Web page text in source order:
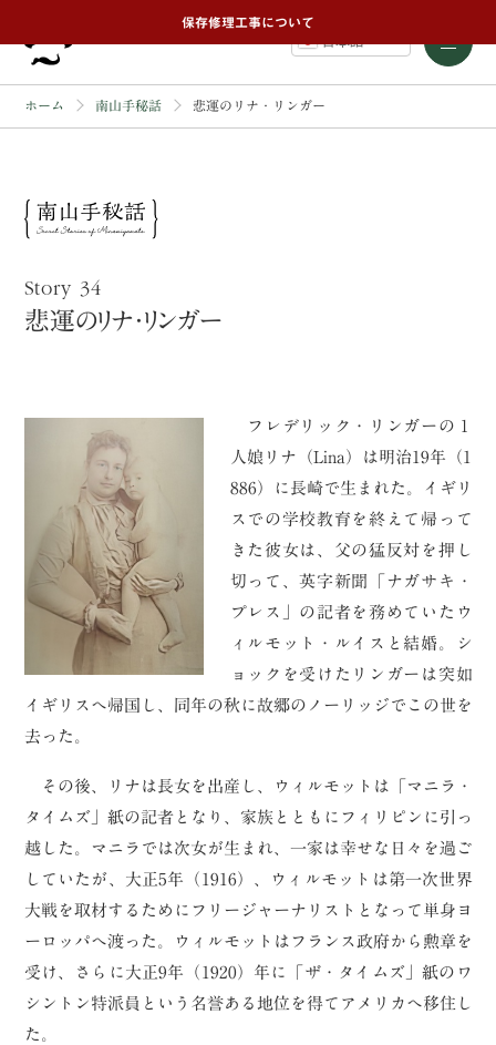
保存修理工事について
ホーム 南山手秘話 悲運のリナ・リンガー
Story 34
悲運のリナ・リンガー
フレデリック・リンガーの１
人娘リナ（Lina）は明治19年（1
886）に長崎で生まれた。イギリ
スでの学校教育を終えて帰って
きた彼女は、父の猛反対を押し
切って、英字新聞「ナガサキ・
プレス」の記者を務めていたウ
ィルモット・ルイスと結婚。シ
ョックを受けたリンガーは突如
イギリスへ帰国し、同年の秋に故郷のノーリッジでこの世を
去った。
その後、リナは長女を出産し、ウィルモットは「マニラ・
タイムズ」紙の記者となり、家族とともにフィリピンに引っ
越した。マニラでは次女が生まれ、一家は幸せな日々を過ご
していたが、大正5年（1916）、ウィルモットは第一次世界
大戦を取材するためにフリージャーナリストとなって単身ヨ
ーロッパへ渡った。ウィルモットはフランス政府から勲章を
受け、さらに大正9年（1920）年に「ザ・タイムズ」紙のワ
シントン特派員という名誉ある地位を得てアメリカへ移住し
た。